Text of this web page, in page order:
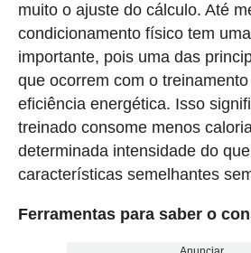
muito o ajuste do cálculo. Até
condicionamento físico tem
importante, pois uma das
que ocorrem com o
eficiência energética. Isso
treinado consome menos
determinada intensidade do
características semelhantes
Ferramentas para saber o